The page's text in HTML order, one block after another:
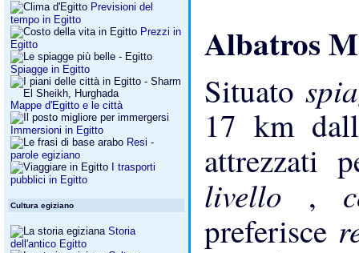
Previsioni del
tempo in Egitto
Prezzi in
Egitto
Spiagge in Egitto
Mappe d'Egitto e le città
Immersioni in Egitto
Resi -
parole egiziano
I trasporti
pubblici in Egitto
Cultura egiziano
Storia
dell'antico Egitto
Albatros
Situato
17 km
attrezzati
livello ,
preferisce